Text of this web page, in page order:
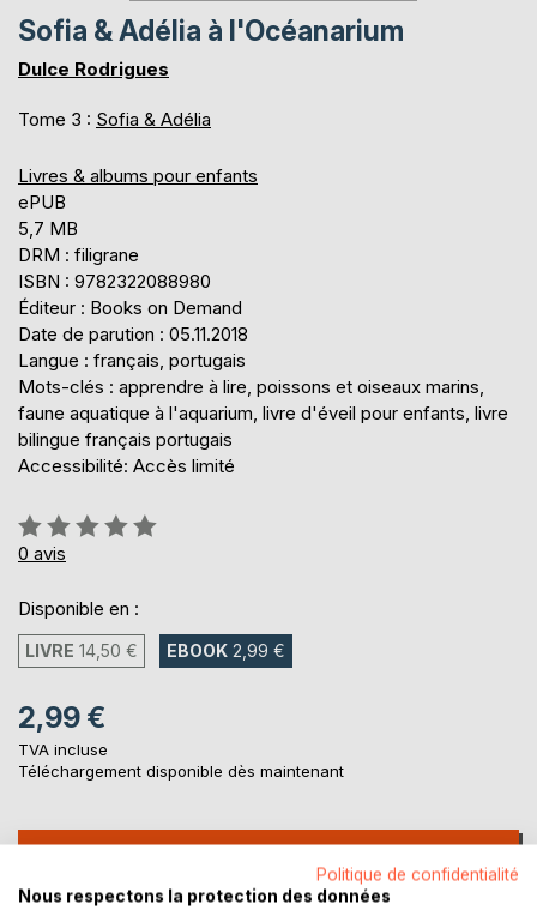
Sofia & Adélia à l'Océanarium
Dulce Rodrigues
Tome 3 : Sofia & Adélia
Livres & albums pour enfants
ePUB
5,7 MB
DRM : filigrane
ISBN : 9782322088980
Éditeur : Books on Demand
Date de parution : 05.11.2018
Langue : français, portugais
Mots-clés : apprendre à lire, poissons et oiseaux marins,
faune aquatique à l'aquarium, livre d'éveil pour enfants, livre
bilingue français portugais
Accessibilité: Accès limité
Évaluation:
0%
0 avis
Disponible en :
LIVRE 14,50 € EBOOK 2,99 €
2,99 €
TVA incluse
Téléchargement disponible dès maintenant
Politique de confidentialité
Nous respectons la protection des données